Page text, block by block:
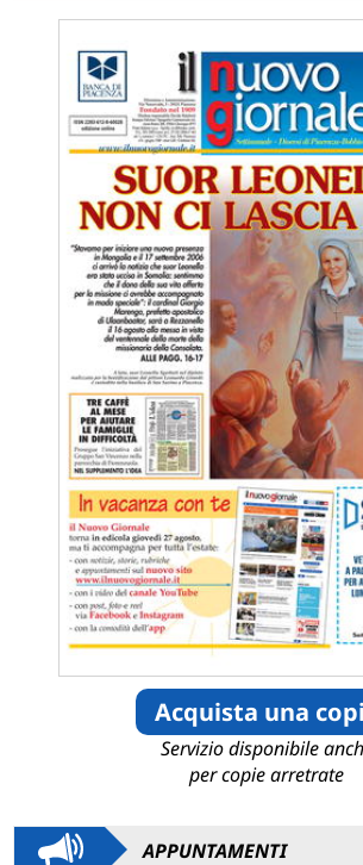
Acquista una
Servizio disponibile
per copie arretrate
APPUNTAMENTI